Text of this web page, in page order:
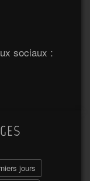
sociaux :
jours